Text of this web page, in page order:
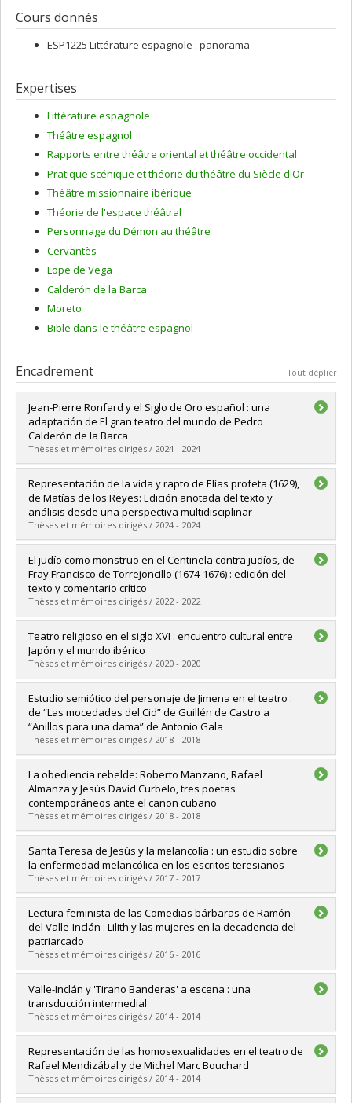
Cours donnés
ESP1225 Littérature espagnole : panorama
Expertises
Littérature espagnole
Théâtre espagnol
Rapports entre théâtre oriental et théâtre occidental
Pratique scénique et théorie du théâtre du Siècle d'Or
Théâtre missionnaire ibérique
Théorie de l'espace théâtral
Personnage du Démon au théâtre
Cervantès
Lope de Vega
Calderón de la Barca
Moreto
Bible dans le théâtre espagnol
Encadrement Tout déplier
Jean-Pierre Ronfard y el Siglo de Oro español : una
adaptación de El gran teatro del mundo de Pedro
Calderón de la Barca
Thèses et mémoires dirigés / 2024 - 2024
Diplômé(e) :Portugais Hoyos, Cassandra
Cycle :Maîtrise
Diplôme obtenu : M.A.
Lien vers le document dans Papyrus
Representación de la vida y rapto de Elías profeta (1629),
de Matías de los Reyes: Edición anotada del texto y
análisis desde una perspectiva multidisciplinar
Thèses et mémoires dirigés / 2024 - 2024
Diplômé(e) : Álvarez-Vélez, Bety
Cycle :Doctorat
Diplôme obtenu :Ph. D.
Lien vers le document dans Papyrus
El judío como monstruo en el Centinela contra judíos, de
Fray Francisco de Torrejoncillo (1674-1676) : edición del
texto y comentario crítico
Thèses et mémoires dirigés / 2022 - 2022
Diplômé(e) :Levin, Jake
Cycle :Doctorat
Diplôme obtenu :Ph. D.
Lien vers le document dans Papyrus
Teatro religioso en el siglo XVI : encuentro cultural entre
Japón y el mundo ibérico
Thèses et mémoires dirigés / 2020 - 2020
Diplômé(e) :Georgieva, Elitsa
Cycle :Maîtrise
Diplôme obtenu :M.A.
Lien vers le document dans Papyrus
Estudio semiótico del personaje de Jimena en el teatro :
de “Las mocedades del Cid” de Guillén de Castro a
“Anillos para una dama” de Antonio Gala
Thèses et mémoires dirigés / 2018 - 2018
Diplômé(e) :Lanouette, Éloïse
Cycle :Doctorat
Diplôme obtenu :Ph. D.
Lien vers le document dans Papyrus
La obediencia rebelde: Roberto Manzano, Rafael
Almanza y Jesús David Curbelo, tres poetas
contemporáneos ante el canon cubano
Thèses et mémoires dirigés / 2018 - 2018
Diplômé(e) :Manresa Gonzalez, Carlos
Cycle :Doctorat
Diplôme obtenu :Ph. D.
Lien vers le document dans Papyrus
Santa Teresa de Jesús y la melancolía : un estudio sobre
la enfermedad melancólica en los escritos teresianos
Thèses et mémoires dirigés / 2017 - 2017
Diplômé(e) :Álvarez-Vélez, Bety
Cycle :Maîtrise
Diplôme obtenu :
Lien vers le document dans Papyrus
Lectura feminista de las Comedias bárbaras de Ramón
del Valle-Inclán : Lilith y las mujeres en la decadencia del
patriarcado
Thèses et mémoires dirigés / 2016 - 2016
Diplômé(e) : Gagnon, Anaïs
Cycle :Maîtrise
Diplôme obtenu :M.A.
Lien vers le document dans Papyrus
Valle-Inclán y 'Tirano Banderas' a escena : una
transducción intermedial
Thèses et mémoires dirigés / 2014 - 2014
Diplômé(e) :Gertrúdix González, Silvia
Cycle : Doctorat
Diplôme obtenu :Ph. D.
Lien vers le document dans Papyrus
Representación de las homosexualidades en el teatro de
Rafael Mendizábal y de Michel Marc Bouchard
Thèses et mémoires dirigés / 2014 - 2014